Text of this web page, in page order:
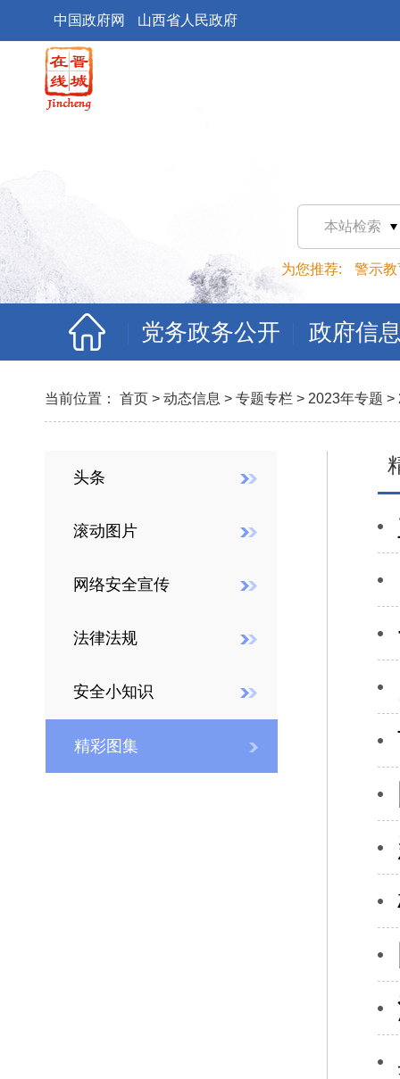
中国政府网 山西省人民政府
本站检索
为您推荐: 警示教
党务政务公开 政府信
当前位置： 首页 > 动态信息 > 专题专栏 > 2023年专题 >
头条
滚动图片
网络安全宣传
法律法规
安全小知识
精彩图集